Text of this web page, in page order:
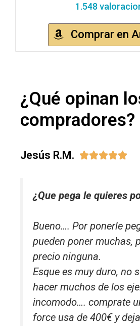
1.548
Comprar en
¿Qué opinan
compradores?
Jesús R.M. 
¿Que pega le quieres
Bueno…. Por ponerle
pueden poner muchas,
precio ninguna.
Esque es muy duro, no
hacer muchos de los
incomodo…. comprate
force usa de 400€ y